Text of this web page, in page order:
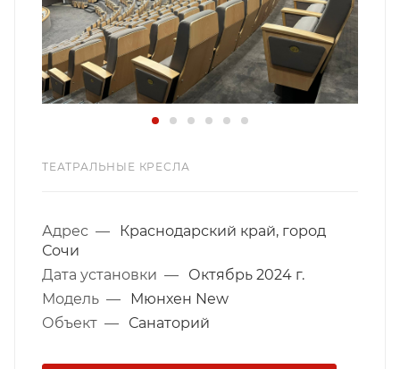
ТЕАТРАЛЬНЫЕ КРЕСЛА
Адрес —
Краснодарский край, город
Сочи
Дата установки —
Октябрь 2024 г.
Модель —
Мюнхен New
Объект — Санаторий